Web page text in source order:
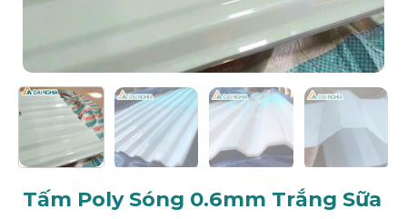
Tấm Poly Sóng 0.6mm Trắng Sữa